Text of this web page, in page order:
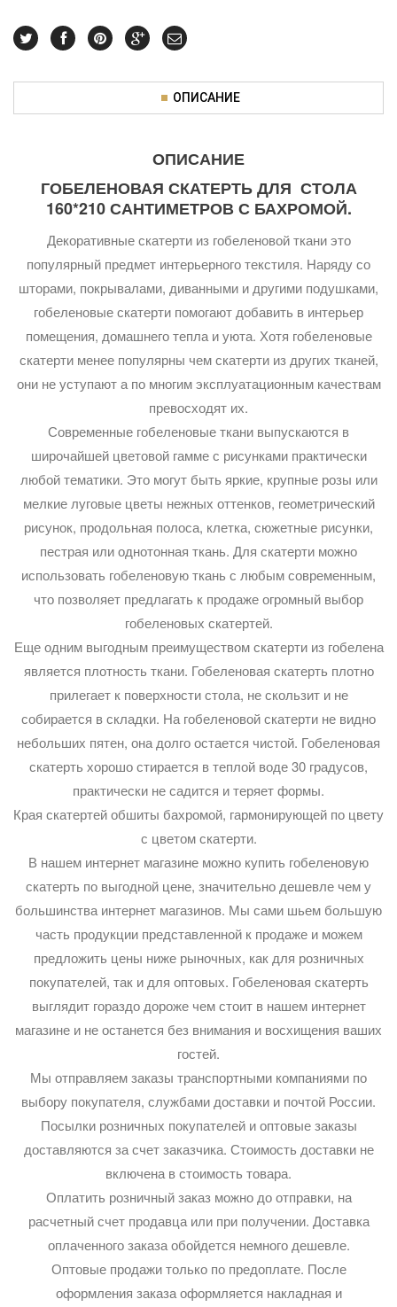
ОПИСАНИЕ
ОПИСАНИЕ
ГОБЕЛЕНОВАЯ СКАТЕРТЬ ДЛЯ СТОЛА
160*210 САНТИМЕТРОВ С БАХРОМОЙ.
Декоративные скатерти из гобеленовой ткани это
популярный предмет интерьерного текстиля. Наряду со
шторами, покрывалами, диванными и другими подушками,
гобеленовые скатерти помогают добавить в интерьер
помещения, домашнего тепла и уюта. Хотя гобеленовые
скатерти менее популярны чем скатерти из других тканей,
они не уступают а по многим эксплуатационным качествам
превосходят их.
Современные гобеленовые ткани выпускаются в
широчайшей цветовой гамме с рисунками практически
любой тематики. Это могут быть яркие, крупные розы или
мелкие луговые цветы нежных оттенков, геометрический
рисунок, продольная полоса, клетка, сюжетные рисунки,
пестрая или однотонная ткань. Для скатерти можно
использовать гобеленовую ткань с любым современным,
что позволяет предлагать к продаже огромный выбор
гобеленовых скатертей.
Еще одним выгодным преимуществом скатерти из гобелена
является плотность ткани. Гобеленовая скатерть плотно
прилегает к поверхности стола, не скользит и не
собирается в складки. На гобеленовой скатерти не видно
небольших пятен, она долго остается чистой. Гобеленовая
скатерть хорошо стирается в теплой воде 30 градусов,
практически не садится и теряет формы.
Края скатертей обшиты бахромой, гармонирующей по цвету
с цветом скатерти.
В нашем интернет магазине можно купить гобеленовую
скатерть по выгодной цене, значительно дешевле чем у
большинства интернет магазинов. Мы сами шьем большую
часть продукции представленной к продаже и можем
предложить цены ниже рыночных, как для розничных
покупателей, так и для оптовых. Гобеленовая скатерть
выглядит гораздо дороже чем стоит в нашем интернет
магазине и не останется без внимания и восхищения ваших
гостей.
Мы отправляем заказы транспортными компаниями по
выбору покупателя, службами доставки и почтой России.
Посылки розничных покупателей и оптовые заказы
доставляются за счет заказчика. Стоимость доставки не
включена в стоимость товара.
Оплатить розничный заказ можно до отправки, на
расчетный счет продавца или при получении. Доставка
оплаченного заказа обойдется немного дешевле.
Оптовые продажи только по предоплате. После
оформления заказа оформляется накладная и